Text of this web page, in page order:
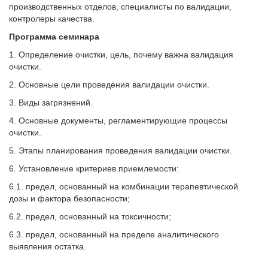
производственных отделов, специалисты по валидации,
контролеры качества.
Программа семинара
1. Определение очистки, цель, почему важна валидация
очистки.
2. Основные цели проведения валидации очистки.
3. Виды загрязнений.
4. Основные документы, регламентирующие процессы
очистки.
5. Этапы планирования проведения валидации очистки.
6. Установление критериев приемлемости:
6.1. предел, основанный на комбинации терапевтической
дозы и фактора безопасности;
6.2. предел, основанный на токсичности;
6.3. предел, основанный на пределе аналитического
выявления остатка.